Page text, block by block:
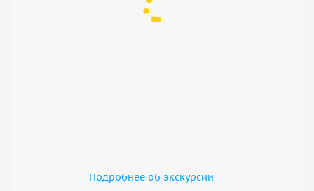
Подробнее об экскурсии